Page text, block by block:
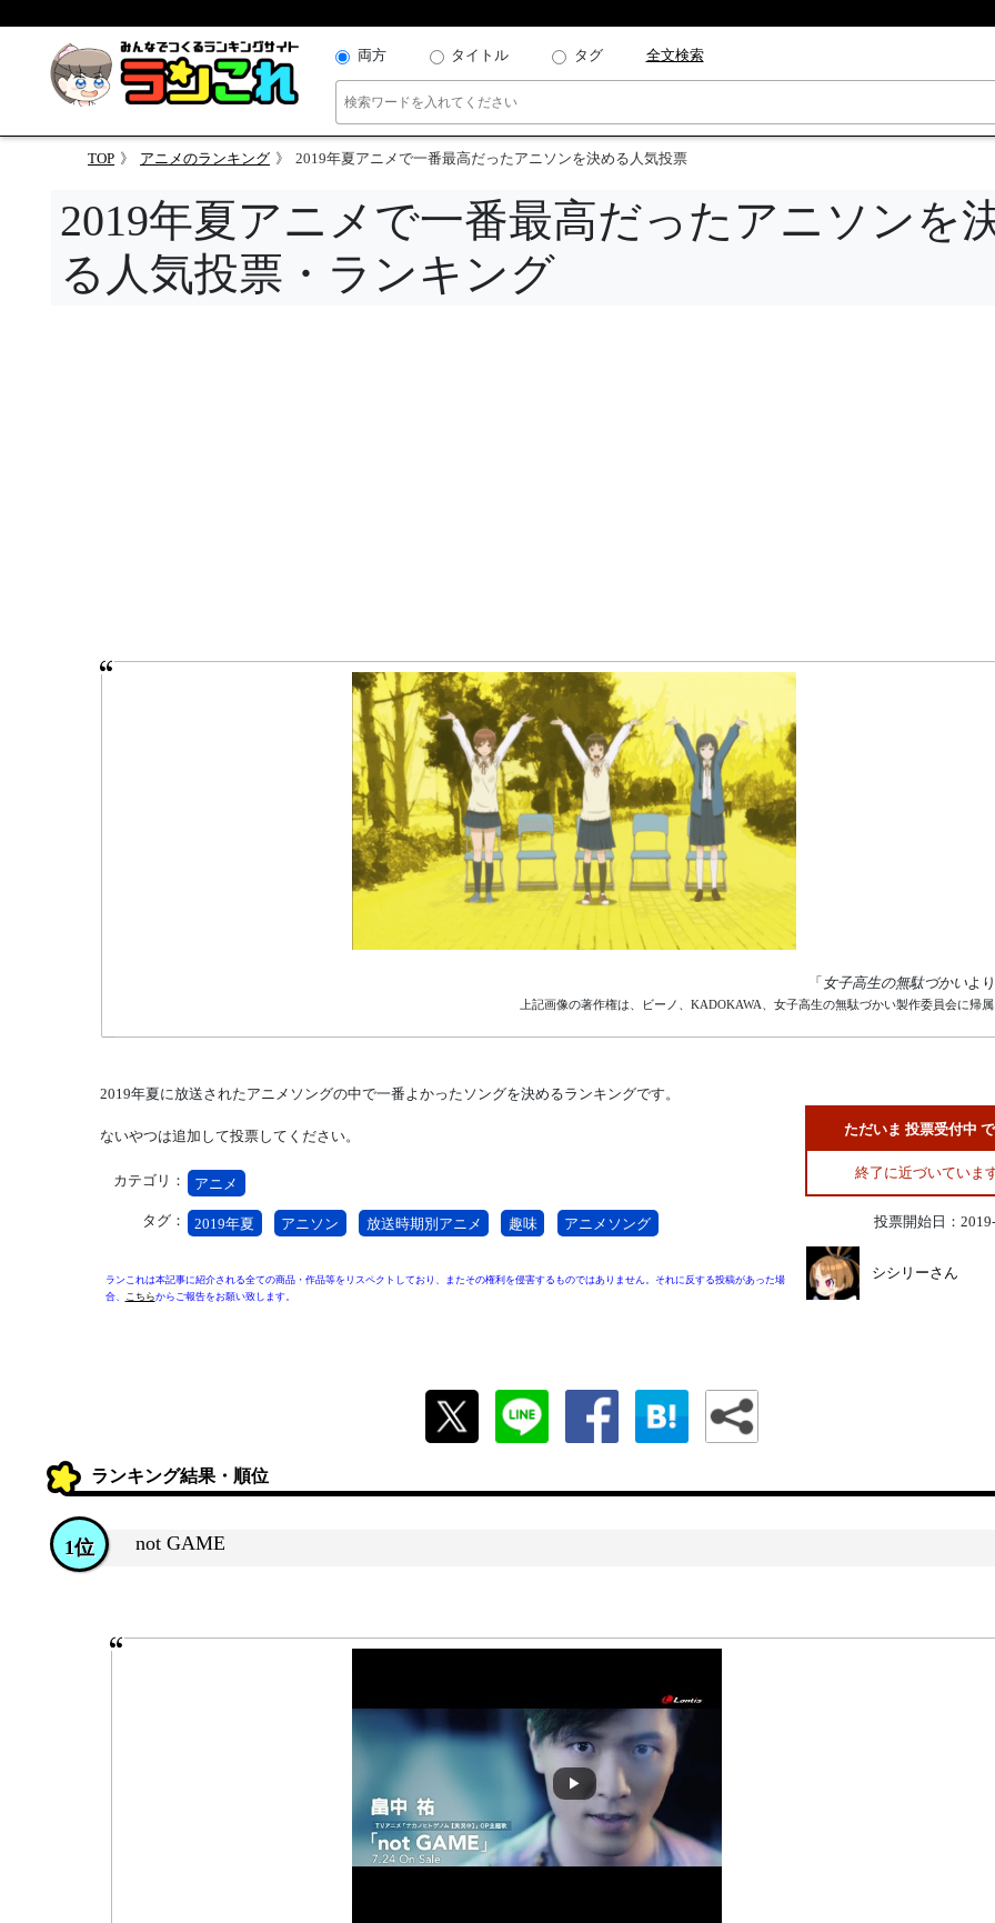
両方 タイトル タグ 全文検索
TOP アニメのランキング 2019年夏アニメで一番最高だったアニソンを決める人気投票
2019年夏アニメで一番最高だったアニソンを
る人気投票・ランキング
「 女子高生の無駄づかいよ
上記画像の著作権は、ビーノ、KADOKAWA、女子高生の無駄づかい製作委員会に帰属
2019年夏に放送されたアニメソングの中で一番よかったソングを決めるランキングです。
ないやつは追加して投票してください。
カテゴリ： アニメ
タグ： 2019年夏 アニソン 放送時期別アニメ 趣味 アニメソング
ランこれは本記事に紹介される全ての商品・作品等をリスペクトしており、またその権利を侵害するものではありません。それに反する投稿があった場
合、
こちらからご報告をお願い致します。
ただいま 投票受付中
終了に近づいていま
投票開始日：
シシリーさん
ランキング結果・順位
not GAME
1位